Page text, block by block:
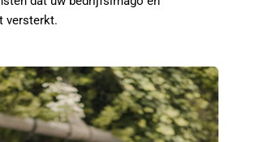
versterkt.